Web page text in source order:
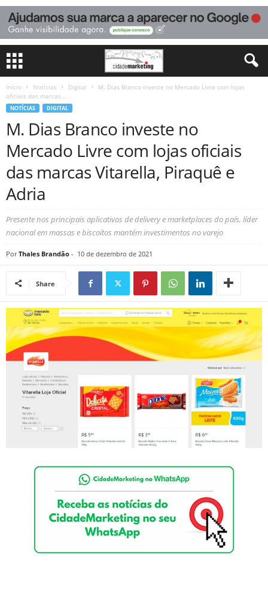
Início Notícias Digital
M. Dias Branco investe no Mercado Livre com lojas
oficiais das marcas...
NOTÍCIAS DIGITAL
M. Dias Branco investe no
Mercado Livre com lojas oficiais
das marcas Vitarella, Piraquê e
Adria
Presente nos principais aplicativos de delivery e marketplaces do país, líder
nacional em massas e biscoitos mantém investimentos no varejo
Por Thales Brandão - 10 de dezembro de 2021
Share